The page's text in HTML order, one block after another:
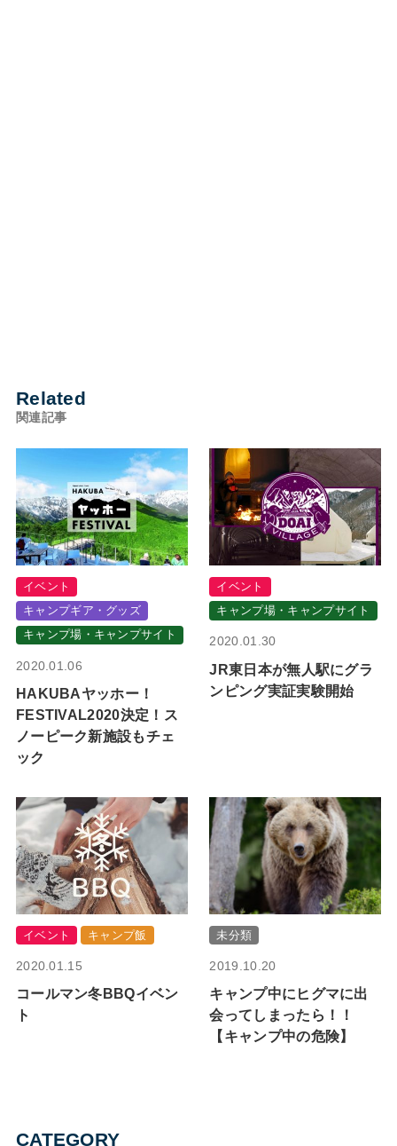
Related
関連記事
イベント
キャンプギア・グッズ
キャンプ場・キャンプサイト
2020.01.06
HAKUBAヤッホー！
FESTIVAL2020決定！ス
ノーピーク新施設もチェ
ック
イベント
キャンプ場・キャンプサイト
2020.01.30
JR東日本が無人駅にグラ
ンピング実証実験開始
イベント キャンプ飯
2020.01.15
コールマン冬BBQイベン
ト
未分類
2019.10.20
キャンプ中にヒグマに出
会ってしまったら！！
【キャンプ中の危険】
CATEGORY